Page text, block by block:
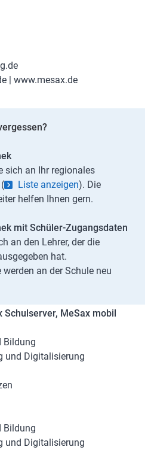
| www.mesax.de
sich an Ihr regionales
Liste anzeigen). Die
helfen Ihnen gern.
mit Schüler-Zugangsdaten
an den Lehrer, der die
hat.
an der Schule neu
Schulserver, MeSax mobil
Bildung
und Digitalisierung
Bildung
und Digitalisierung